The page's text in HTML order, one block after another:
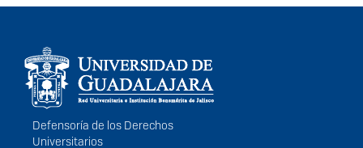
Información del
portal
Defensoría de los Derechos
Universitarios